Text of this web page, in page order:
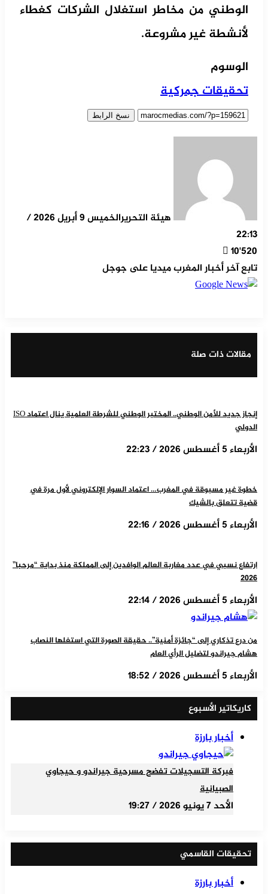
الوطني من مخاطر استغلال الشركات كغطاء
لأنشطة غير مشروعة.
الوسوم
تحقيقات جمركية
نسخ الرابط
هيئة التحرير
الخميس 9 أبريل 2026 /
22:13
10٬520
تابع آخر أخبار المغرب ميديا على جوجل
مقالات ذات صلة
إنجاز جديد للأمن الوطني.. المختبر الوطني للشرطة العلمية ينال اعتماد ISO
الدولي
الأربعاء 5 أغسطس 2026 / 22:23
خطوة غير مسبوقة في المغرب… اعتماد السوار الإلكتروني لأول مرة في
قضية تتعلق بالشيك
الأربعاء 5 أغسطس 2026 / 22:16
ارتفاع نسبي في عدد مغاربة العالم الوافدين إلى المملكة منذ بداية “مرحبا”
2026
الأربعاء 5 أغسطس 2026 / 22:14
من درع تذكاري إلى “جائزة أمنية”.. حقيقة الصورة التي استغلها النصاب
هشام جيراندو لتضليل الرأي العام
الأربعاء 5 أغسطس 2026 / 18:52
كاريكاتير الأسبوع
أخبار بارزة
فبركة التسجيلات تفضح مسرحية جيراندو و حيجاوي
الصبيانية
الأحد 7 يونيو 2026 / 19:27
تحقيقات القاسمي
أخبار بارزة